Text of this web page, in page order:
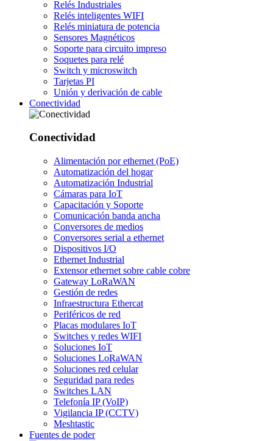
Relés Industriales
Relés inteligentes WIFI
Relés miniatura de potencia
Sensores Magnéticos
Soporte para circuito impreso
Soquetes para relé
Switch y microswitch
Tarjetas PI
Unión y derivación de cable
Conectividad
Conectividad
Alimentación por ethernet (PoE)
Automatización del hogar
Automatización Industrial
Cámaras para IoT
Capacitación y Soporte
Comunicación banda ancha
Conversores de medios
Conversores serial a ethernet
Dispositivos I/O
Ethernet Industrial
Extensor ethernet sobre cable cobre
Gateway LoRaWAN
Gestión de redes
Infraestructura Ethercat
Periféricos de red
Placas modulares IoT
Switches y redes WIFI
Soluciones IoT
Soluciones LoRaWAN
Soluciones red celular
Seguridad para redes
Switches LAN
Telefonía IP (VoIP)
Vigilancia IP (CCTV)
Meshtastic
Fuentes de poder